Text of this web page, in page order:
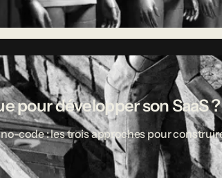
pour développer son SaaS ?
code : les trois approches pour